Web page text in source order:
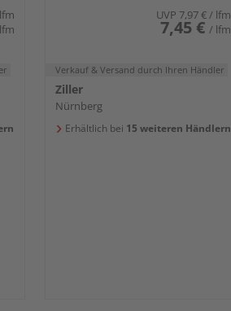
UVP 7,97 €/ lfm
7,45 € / lfm
Verkauf & Versand durch Ihren Händler
Ziller
Nürnberg
Erhältlich bei 15 weiteren Händlern